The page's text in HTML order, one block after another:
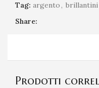
Tag: argento, brillantini
Share:
Prodotti